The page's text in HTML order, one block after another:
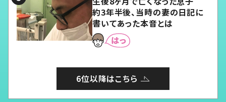
約3年半後、当時の妻の日記に
書いてあった本音とは
6位以降はこちら